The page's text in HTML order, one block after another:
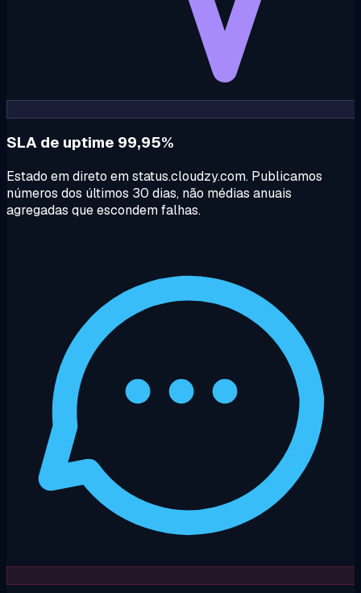
SLA de uptime 99,95%
Estado em direto em status.cloudzy.com. Publicamos
números dos últimos 30 dias, não médias anuais
agregadas que escondem falhas.